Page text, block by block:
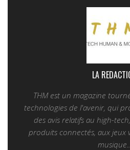
LA
THM est un magazine
technologies de l'avenir, qui
des avis relatifs au high-
produits connectés, aux jeux
musique...